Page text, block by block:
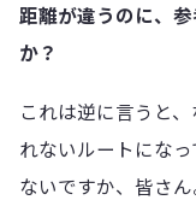
距離が違うのに、
か？
これは逆に言うと
れないルートにな
ないですか、皆さん